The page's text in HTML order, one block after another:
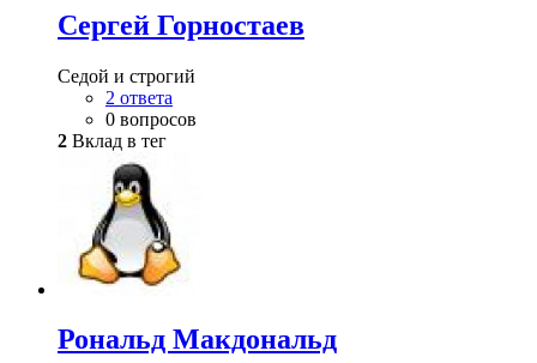
Сергей Горностаев
Седой и строгий
2 ответа
0 вопросов
2 Вклад в тег
Рональд Макдональд